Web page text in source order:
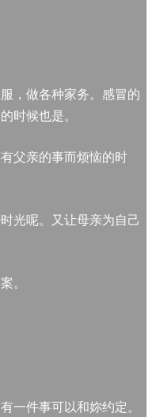
，做各种家务。感冒的
时候也是。
父亲的事而烦恼的时
光呢。又让母亲为自己
。
一件事可以和妳约定。